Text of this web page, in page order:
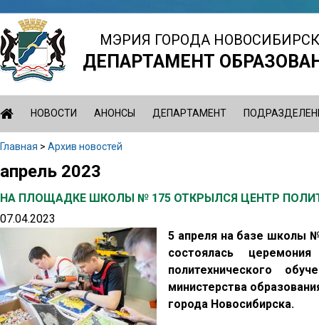
Jump
to
navigation
МЭРИЯ ГОРОДА
ДЕПАРТАМЕНТ
НОВОСТИ АНОНСЫ ДЕПАРТАМЕНТ
Главная > Архив новостей
Back
top
апрель 2023
НА ПЛОЩАДКЕ ШКОЛЫ № 175 ОТКРЫЛСЯ ЦЕНТР
07.04.2023
5 апреля на базе школы
состоялась
политехнического
министерства
города Новосибирска.